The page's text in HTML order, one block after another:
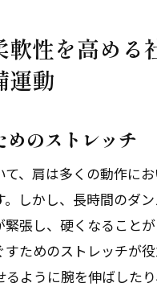
軟性を高める
運動
めのストレッチ
、肩は多くの動作に
しかし、長時間のダ
張し、硬くなることが
ためのストレッチが役
ように腕を伸ばした